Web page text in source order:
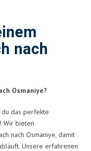
nach
Osmaniye?
das perfekte
Wir bieten
nach Osmaniye, damit
Unsere erfahrenen